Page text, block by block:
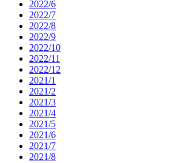
2022/6
2022/7
2022/8
2022/9
2022/10
2022/11
2022/12
2021/1
2021/2
2021/3
2021/4
2021/5
2021/6
2021/7
2021/8